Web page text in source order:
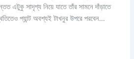
এটুকু সাদৃশ্য নিয়ে যাতে তাঁর সামনে দাঁড়াতে
প্যান্ট অবশ্যই টাখনুর উপরে পরবেন…